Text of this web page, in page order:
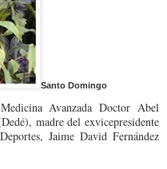
Santo Domingo
Avanzada Doctor Abel
madre del exvicepresidente
Jaime David Fernández